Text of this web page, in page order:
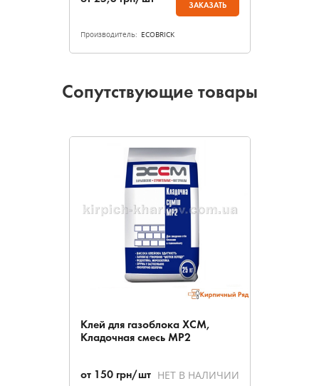
ЗАКАЗАТЬ
Производитель: ECOBRICK
Сопутствующие товары
Клей для газоблока ХСМ,
Кладочная смесь МР2
от 150 грн/шт НЕТ В НАЛИЧИИ